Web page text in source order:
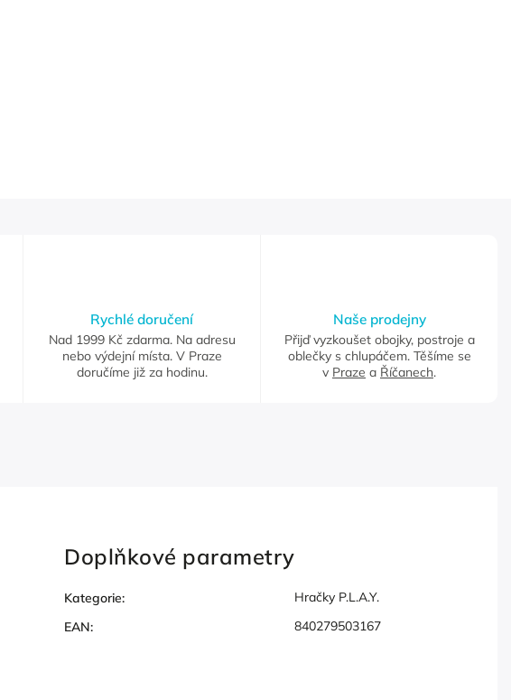
Rychlé doručení
Nad 1999 Kč zdarma. Na adresu
nebo výdejní místa. V Praze
doručíme již za hodinu.
Naše prodejny
Přijď vyzkoušet obojky, postroje a
oblečky s chlupáčem. Těšíme se
v Praze a Říčanech.
Doplňkové parametry
Kategorie:
Hračky P.L.A.Y.
EAN: 840279503167